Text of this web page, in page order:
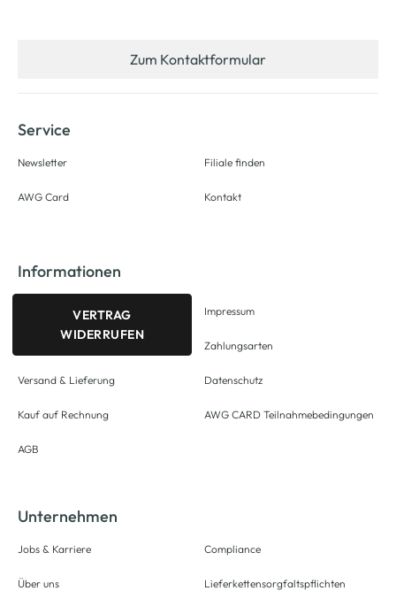
Zum Kontaktformular
Service
Newsletter
AWG Card
Filiale finden
Kontakt
Informationen
VERTRAG
WIDERRUFEN
Versand & Lieferung
Kauf auf Rechnung
AGB
Impressum
Zahlungsarten
Datenschutz
AWG CARD Teilnahmebedingungen
Unternehmen
Jobs & Karriere
Über uns
Compliance
Lieferkettensorgfaltspflichten